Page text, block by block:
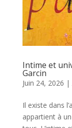
Intime et
Garcin
Juin 24, 2026 |
Il existe dans
appartient à